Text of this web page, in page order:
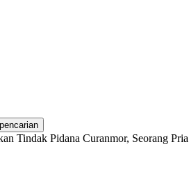
Tindak Pidana Curanmor, Seorang